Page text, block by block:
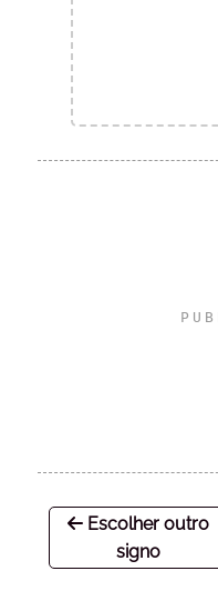
Escolher outro
signo